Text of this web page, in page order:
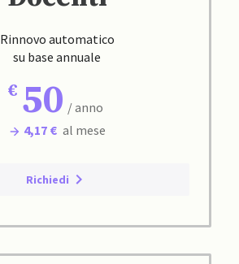
Rinnovo automatico
su base annuale
50 / anno
4,17 € al mese
Richiedi